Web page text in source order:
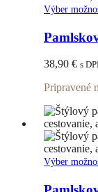
Výber
38,90 € s
Pripravené
Výber